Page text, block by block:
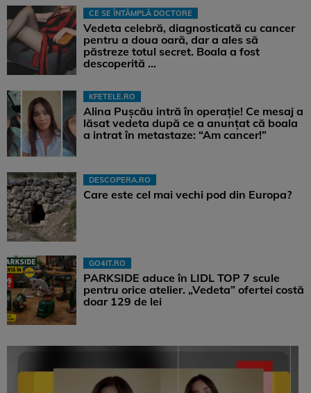
CE SE ÎNTÂMPLĂ DOCTORE
Vedeta celebră, diagnosticată cu cancer
pentru a doua oară, dar a ales să
păstreze totul secret. Boala a fost
descoperită ...
KFETELE.RO
Alina Pușcău intră în operație! Ce mesaj a
lăsat vedeta după ce a anunțat că boala
a intrat în metastaze: “Am cancer!”
DESCOPERA.RO
Care este cel mai vechi pod din Europa?
GO4IT.RO
PARKSIDE aduce în LIDL TOP 7 scule
pentru orice atelier. „Vedeta” ofertei costă
doar 129 de lei